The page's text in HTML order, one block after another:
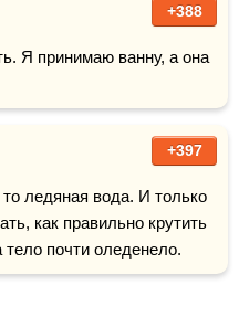
+388
Я принимаю ванну, а она
+397
то ледяная вода. И только
как правильно крутить
почти оледенело.